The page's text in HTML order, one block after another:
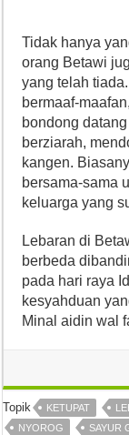
Tidak hanya
orang Betawi
yang telah
bermaaf-
bondong
berziarah,
kangen.
bersama-sama
keluarga yang
Lebaran di
berbeda
pada hari raya
kesyahduan
Minal aidin wal
Topik KETUPAT
NYOROG
SAYUR